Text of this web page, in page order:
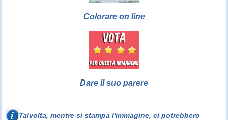
Colorare on line
Dare il suo parere
Talvolta, mentre si stampa l'immagine, ci potrebbero